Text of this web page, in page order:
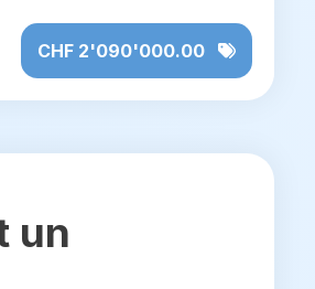
CHF 2'090'000.00
un